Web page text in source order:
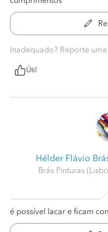
Inadequado? Reporte
Útil
Hélder Flávio
Brás Pinturas
é possível lacar e ficam